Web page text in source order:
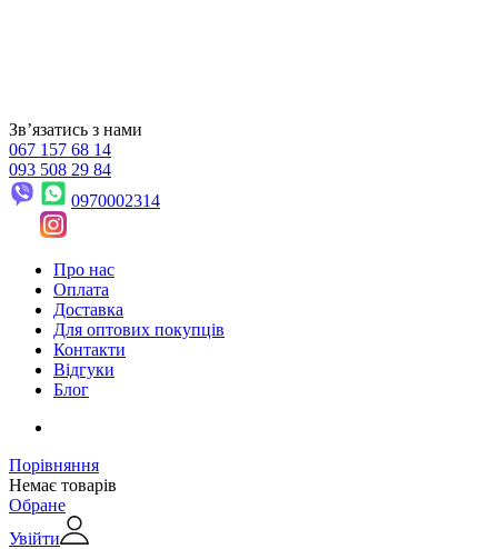
Звʼязатись з нами
067 157 68 14
093 508 29 84
0970002314
Про нас
Оплата
Доставка
Для оптових покупців
Контакти
Відгуки
Блог
Порівняння
Немає товарів
Обране
Увійти